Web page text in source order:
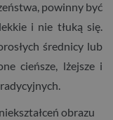
powinny być
i nie tłuką się.
średnicy lub
cieńsze, lżejsze i
obrazu